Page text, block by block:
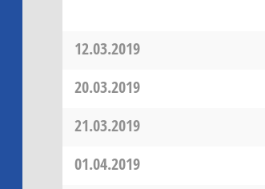
12.03.2019
20.03.2019
21.03.2019
01.04.2019